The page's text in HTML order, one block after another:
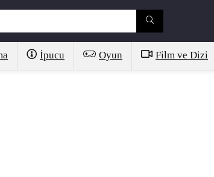
İpucu Oyun Film ve Dizi